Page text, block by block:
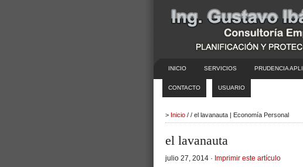
INICIO SERVICIOS PRUDENCIA
CONTACTO USUARIO
> Inicio / / el lavanauta | Economía Personal
el lavanauta
julio 27, 2014 · Imprimir este artículo